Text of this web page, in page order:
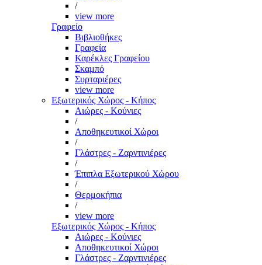
/
view more
Γραφείο
Βιβλιοθήκες
Γραφεία
Καρέκλες Γραφείου
Σκαμπό
Συρταριέρες
view more
Εξωτερικός Χώρος - Κήπος
Αιώρες - Κούνιες
/
Αποθηκευτικοί Χώροι
/
Γλάστρες - Ζαρντινιέρες
/
Έπιπλα Εξωτερικού Χώρου
/
Θερμοκήπια
/
view more
Εξωτερικός Χώρος - Κήπος
Αιώρες - Κούνιες
Αποθηκευτικοί Χώροι
Γλάστρες - Ζαρντινιέρες